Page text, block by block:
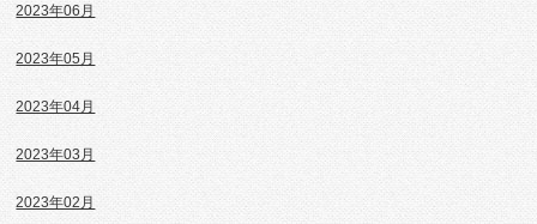
2023年06月
2023年05月
2023年04月
2023年03月
2023年02月